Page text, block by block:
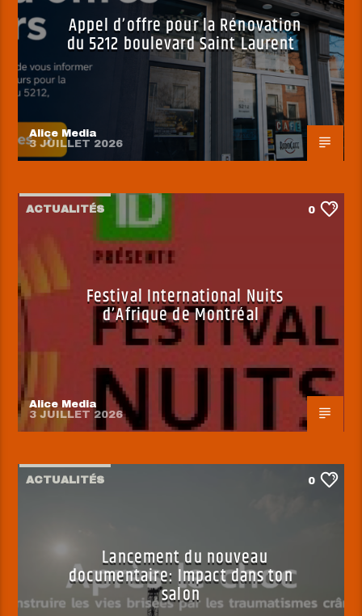
Appel d’offre pour la Rénovation
du 5212 boulevard Saint Laurent
Alice Media
3 JUILLET 2026
ACTUALITÉS 0
Festival International Nuits
d’Afrique de Montréal
Alice Media
3 JUILLET 2026
ACTUALITÉS 0
Lancement du nouveau
documentaire: Impact dans ton
salon